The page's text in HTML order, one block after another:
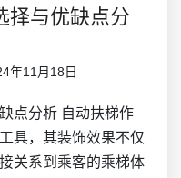
择与优缺点分
年11月18日
点分析 自动扶梯作
具，其装饰效果不仅
关系到乘客的乘梯体